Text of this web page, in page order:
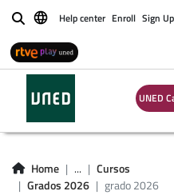
BuscarHelp center Enroll Sign Up
UNED
Home ...
Cursos
Grados 2026
grado 2026